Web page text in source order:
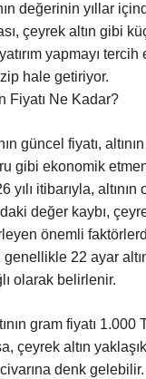
değerinin yıllar
çeyrek altın gibi
yapmayı tercih
hale getiriyor.
Fiyatı Ne Kadar?
güncel fiyatı,
gibi ekonomik
yılı itibarıyla, altının
değer kaybı,
önemli
genellikle 22 ayar
olarak belirlenir.
gram fiyatı 1.000
çeyrek altın
denk